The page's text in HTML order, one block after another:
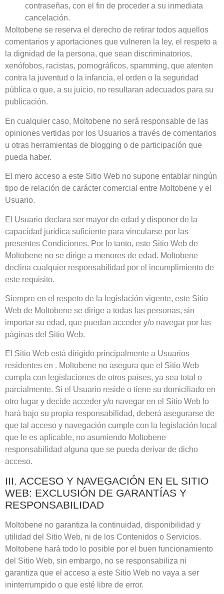
contraseñas, con el fin de proceder a su inmediata
cancelación.
Moltobene se reserva el derecho de retirar todos aquellos
comentarios y aportaciones que vulneren la ley, el respeto a
la dignidad de la persona, que sean discriminatorios,
xenófobos, racistas, pornográficos, spamming, que atenten
contra la juventud o la infancia, el orden o la seguridad
pública o que, a su juicio, no resultaran adecuados para su
publicación.
En cualquier caso, Moltobene no será responsable de las
opiniones vertidas por los Usuarios a través de comentarios
u otras herramientas de blogging o de participación que
pueda haber.
El mero acceso a este Sitio Web no supone entablar ningún
tipo de relación de carácter comercial entre Moltobene y el
Usuario.
El Usuario declara ser mayor de edad y disponer de la
capacidad jurídica suficiente para vincularse por las
presentes Condiciones. Por lo tanto, este Sitio Web de
Moltobene no se dirige a menores de edad. Moltobene
declina cualquier responsabilidad por el incumplimiento de
este requisito.
Siempre en el respeto de la legislación vigente, este Sitio
Web de Moltobene se dirige a todas las personas, sin
importar su edad, que puedan acceder y/o navegar por las
páginas del Sitio Web.
El Sitio Web está dirigido principalmente a Usuarios
residentes en . Moltobene no asegura que el Sitio Web
cumpla con legislaciones de otros países, ya sea total o
parcialmente. Si el Usuario reside o tiene su domiciliado en
otro lugar y decide acceder y/o navegar en el Sitio Web lo
hará bajo su propia responsabilidad, deberá asegurarse de
que tal acceso y navegación cumple con la legislación local
que le es aplicable, no asumiendo Moltobene
responsabilidad alguna que se pueda derivar de dicho
acceso.
III. ACCESO Y NAVEGACIÓN EN EL SITIO
WEB: EXCLUSIÓN DE GARANTÍAS Y
RESPONSABILIDAD
Moltobene no garantiza la continuidad, disponibilidad y
utilidad del Sitio Web, ni de los Contenidos o Servicios.
Moltobene hará todo lo posible por el buen funcionamiento
del Sitio Web, sin embargo, no se responsabiliza ni
garantiza que el acceso a este Sitio Web no vaya a ser
ininterrumpido o que esté libre de error.